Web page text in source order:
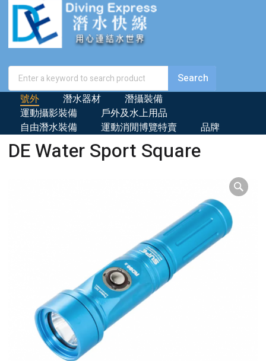
號外 潛水器材
潛攝裝備
運動攝影裝備
戶外及水上用品
自由潛水裝備
運動消閒博覽特賣 品牌
DE Water Sport Square